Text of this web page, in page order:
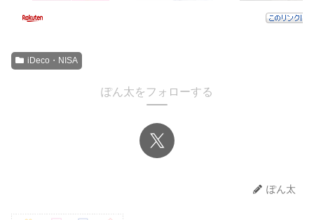
iDeco・NISA
ぽん太をフォローする
ぽん太